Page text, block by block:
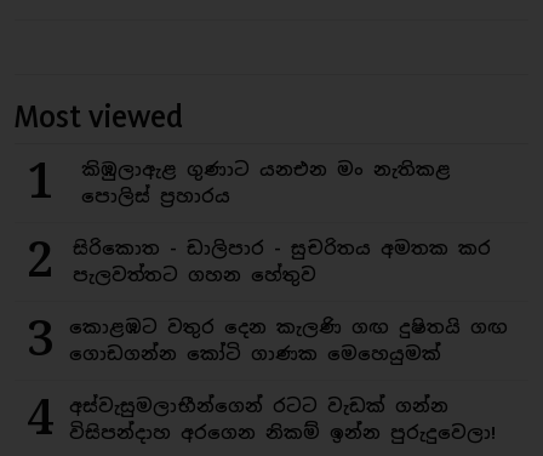
Most viewed
1
කිඹුලාඇළ ගුණාට යනඑන මං නැතිකළ
පොලිස් ප්‍රහාරය
2
සිරිකොත - ඩාලිපාර - සුචරිතය අමතක කර
පැලවත්තට ගහන හේතුව
3
කොළඹට වතුර දෙන කැලණි ගඟ දුෂිතයි ගඟ
ගොඩගන්න කෝටි ගාණක මෙහෙයුමක්
4
අස්වැසුමලාභීන්ගෙන් රටට වැඩක් ගන්න
විසිපන්දාහ අරගෙන නිකම් ඉන්න පුරුදුවෙලා!